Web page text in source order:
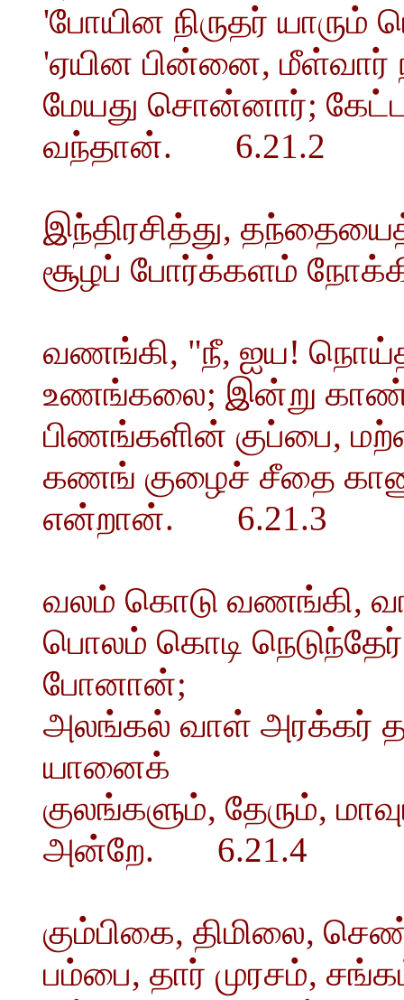
'போயின நிருதர்
'ஏயின பின்னை, மீள்வார்
மேயது சொன்னார்;
வந்தான். 6.21.2
இந்திரசித்து,
சூழப் போர்க்களம்
வணங்கி, "நீ, ஐய!
உணங்கலை; இன்று
பிணங்களின் குப்பை,
கணங் குழைச் சீதை
என்றான். 6.21.3
வலம் கொடு வணங்கி,
பொலம் கொடி
போனான்;
அலங்கல் வாள் அரக்கர்
யானைக்
குலங்களும், தேரும்,
அன்றே. 6.21.4
கும்பிகை, திமிலை,
பம்பை, தார் முரசம்,